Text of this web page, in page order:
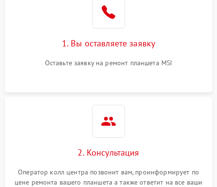
1. Вы оставляете заявку
Оставьте заявку на ремонт планшета MSI
2. Консультация
Оператор колл центра позвонит вам, проинформирует по
цене ремонта вашего планшета а также ответит на все ваши